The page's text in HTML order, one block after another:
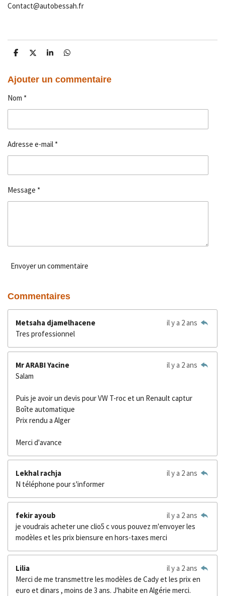
Contact@autobessah.fr
P
t
a
e
r
P
t
r
P
t
r
P
t
r
Ajouter un commentaire
Nom *
Adresse e-mail *
Message *
Envoyer un commentaire
Commentaires
Metsaha djamelhacene
il y a 2 ans
Tres professionnel
Mr ARABI Yacine
il y a 2 ans
Salam
Puis je avoir un devis pour VW T-roc et un Renault captur
Boîte automatique
Prix rendu a Alger
Merci d'avance
Lekhal rachja
il y a 2 ans
N téléphone pour s'informer
fekir ayoub
il y a 2 ans
je voudrais acheter une clio5 c vous pouvez m'envoyer les
modèles et les prix biensure en hors-taxes merci
Lilia
il y a 2 ans
Merci de me transmettre les modèles de Cady et les prix en
euro et dinars , moins de 3 ans. J'habite en Algérie merci.